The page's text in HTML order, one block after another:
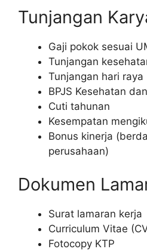
Tunjangan
Gaji pokok sesuai
Tunjangan
Tunjangan hari raya
BPJS Kesehatan
Cuti tahunan
Kesempatan
Bonus kinerja
perusahaan)
Dokumen
Surat lamaran kerja
Curriculum Vitae
Fotocopy KTP